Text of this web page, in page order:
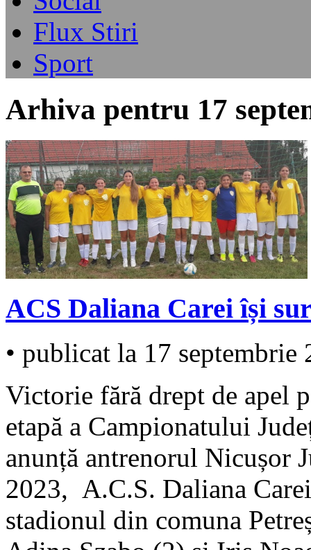
Flux Stiri
Sport
Arhiva pentru 17
ACS Daliana Carei își
• publicat la 17 septembrie
Victorie fără drept de apel
etapă a Campionatului
anunță antrenorul Nicușor
2023, A.C.S. Daliana
stadionul din comuna